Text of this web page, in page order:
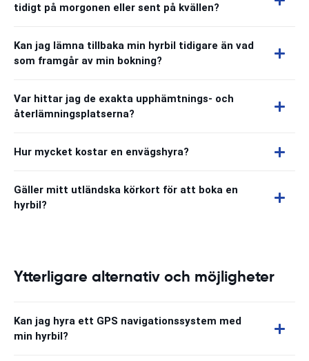
tidigt på morgonen eller sent på kvällen?
Kan jag lämna tillbaka min hyrbil tidigare än vad
som framgår av min bokning?
Var hittar jag de exakta upphämtnings- och
återlämningsplatserna?
Hur mycket kostar en envägshyra?
Gäller mitt utländska körkort för att boka en
hyrbil?
Ytterligare alternativ och möjligheter
Kan jag hyra ett GPS navigationssystem med
min hyrbil?